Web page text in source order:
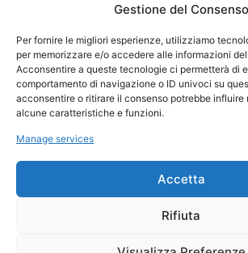
Gestione del Consenso
Per fornire le migliori esperienze, utilizziamo
per memorizzare e/o accedere alle informazioni
Acconsentire a queste tecnologie ci permetterà di
comportamento di navigazione o ID univoci su
acconsentire o ritirare il consenso potrebbe influire
alcune caratteristiche e funzioni.
Manage services
Accetta
Rifiuta
KIA Sportage 1.6 TGDi MHEV
EDITION 2WD DCT
38.650,00 €
MINI MINI 3 porte Cooper S